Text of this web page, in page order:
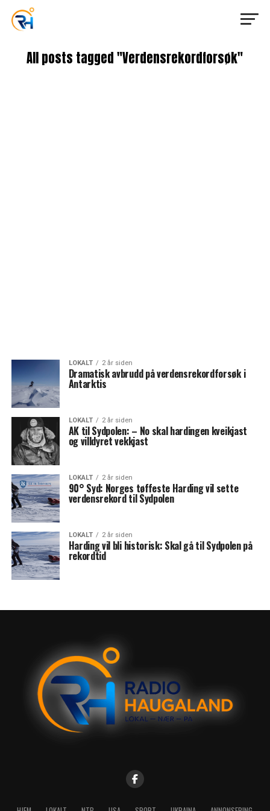
All posts tagged "Verdensrekordforsøk"
LOKALT 2 år siden
Dramatisk avbrudd på verdensrekordforsøk i
Antarktis
LOKALT 2 år siden
AK til Sydpolen: – No skal hardingen kveikjast
og villdyret vekkjast
LOKALT 2 år siden
90° Syd: Norges tøffeste Harding vil sette
verdensrekord til Sydpolen
LOKALT 2 år siden
Harding vil bli historisk: Skal gå til Sydpolen på
rekordtid